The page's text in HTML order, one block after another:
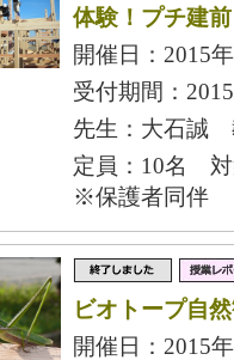
体験！プチ建前
開催日：2015
受付期間：
先生：大石誠
定員：10名 対
※保護者同伴
ビオトープ自
開催日：2015